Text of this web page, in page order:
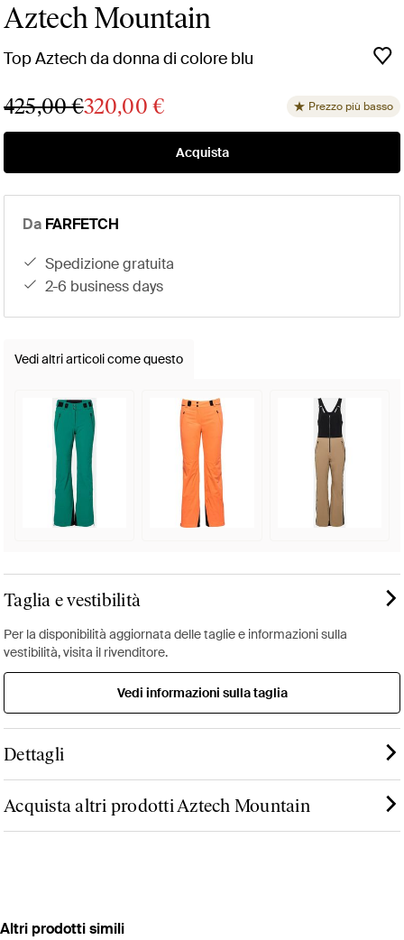
Aztech Mountain
Top Aztech da donna di colore blu
425,00 €320,00 € Prezzo più basso
Acquista
Da FARFETCH
spedizione gratuita
2-6 business days
Vedi altri articoli come questo
Taglia e vestibilità
Per la disponibilità aggiornata delle taglie e informazioni sulla
vestibilità, visita il rivenditore.
Vedi informazioni sulla taglia
Dettagli
Acquista altri prodotti Aztech Mountain
Altri prodotti simili